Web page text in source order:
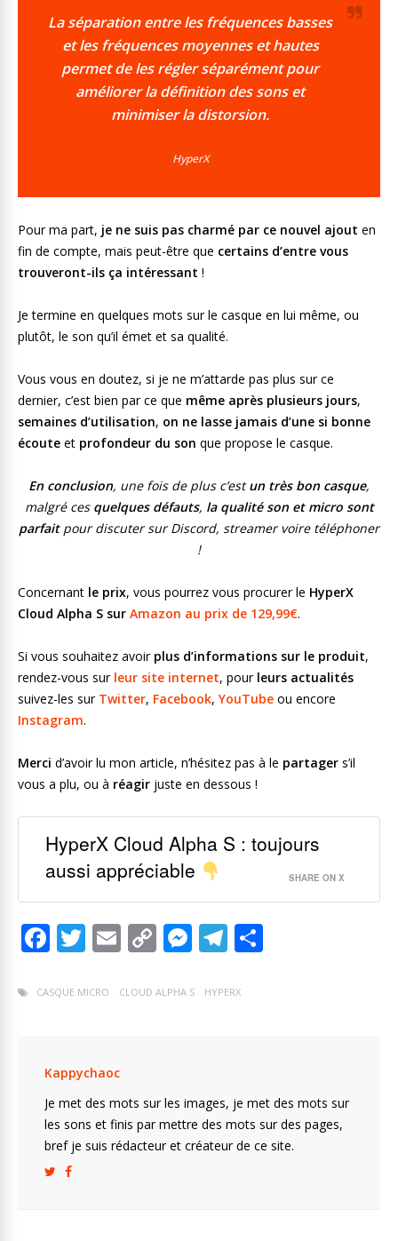
La séparation entre les fréquences basses
et les fréquences moyennes et hautes
permet de les régler séparément pour
améliorer la définition des sons et
minimiser la distorsion.
HyperX
Pour ma part, je ne suis pas charmé par ce nouvel ajout en
fin de compte, mais peut-être que certains d’entre vous
trouveront-ils ça intéressant !
Je termine en quelques mots sur le casque en lui même, ou
plutôt, le son qu’il émet et sa qualité.
Vous vous en doutez, si je ne m’attarde pas plus sur ce
dernier, c’est bien par ce que même après plusieurs jours,
semaines d’utilisation, on ne lasse jamais d’une si bonne
écoute et profondeur du son que propose le casque.
En conclusion, une fois de plus c’estun très bon casque,
malgré ces quelques défauts, la qualité son et micro sont
parfait pour discuter sur Discord, streamer voire téléphoner
!
Concernant le prix, vous pourrez vous procurer le HyperX
Cloud Alpha S sur Amazon au prix de 129,99€.
Si vous souhaitez avoir plus d’informations sur le produit,
rendez-vous sur leur site internet, pour leurs actualités
suivez-les sur Twitter, Facebook,YouTube ou encore
Instagram.
Merci d’avoir lu mon article, n’hésitez pas à le partager s’il
vous a plu, ou à réagir juste en dessous !
HyperX Cloud Alpha S : toujours
aussi appréciable
SHARE ON X
F
e
o
k
T
itt
E
ai
C
p
k
M
ss
er
T
e
CASQUE MICRO CLOUD ALPHA S HYPERX
Kappychaoc
Je met des mots sur les images, je met des mots sur
les sons et finis par mettre des mots sur des pages,
bref je suis rédacteur et créateur de ce site.